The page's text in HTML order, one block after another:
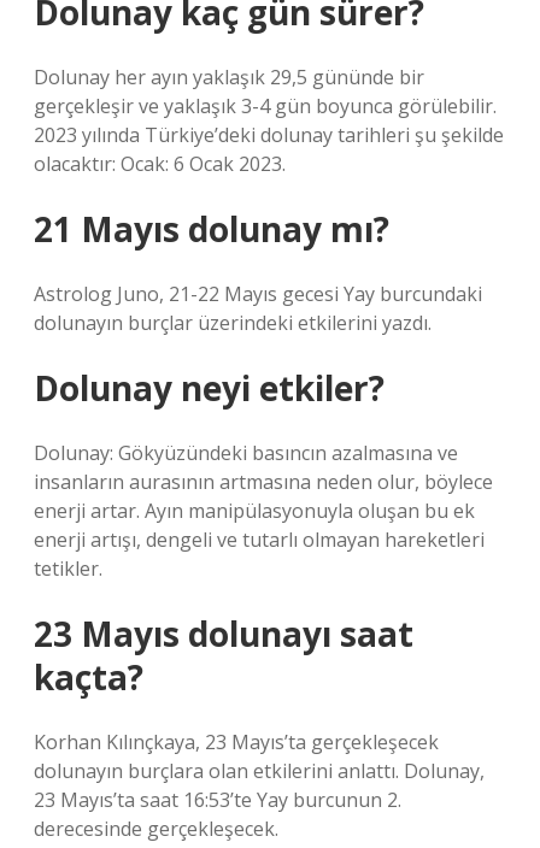
Dolunay kaç gün sürer?
Dolunay her ayın yaklaşık 29,5 gününde bir
gerçekleşir ve yaklaşık 3-4 gün boyunca görülebilir.
2023 yılında Türkiye’deki dolunay tarihleri ​​şu şekilde
olacaktır: Ocak: 6 Ocak 2023.
21 Mayıs dolunay mı?
Astrolog Juno, 21-22 Mayıs gecesi Yay burcundaki
dolunayın burçlar üzerindeki etkilerini yazdı.
Dolunay neyi etkiler?
Dolunay: Gökyüzündeki basıncın azalmasına ve
insanların aurasının artmasına neden olur, böylece
enerji artar. Ayın manipülasyonuyla oluşan bu ek
enerji artışı, dengeli ve tutarlı olmayan hareketleri
tetikler.
23 Mayıs dolunayı saat
kaçta?
Korhan Kılınçkaya, 23 Mayıs’ta gerçekleşecek
dolunayın burçlara olan etkilerini anlattı. Dolunay,
23 Mayıs’ta saat 16:53’te Yay burcunun 2.
derecesinde gerçekleşecek.